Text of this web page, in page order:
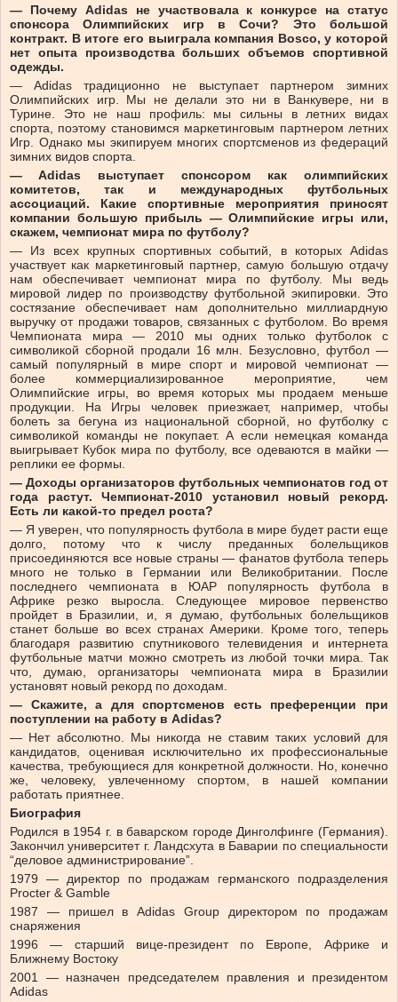
— Почему Adidas не участвовала к конкурсе на статус
спонсора Олимпийских игр в Сочи? Это большой
контракт. В итоге его выиграла компания Bosco, у которой
нет опыта производства больших объемов спортивной
одежды.
— Adidas традиционно не выступает партнером зимних
Олимпийских игр. Мы не делали это ни в Ванкувере, ни в
Турине. Это не наш профиль: мы сильны в летних видах
спорта, поэтому становимся маркетинговым партнером летних
Игр. Однако мы экипируем многих спортсменов из федераций
зимних видов спорта.
— Adidas выступает спонсором как олимпийских
комитетов, так и международных футбольных
ассоциаций. Какие спортивные мероприятия приносят
компании большую прибыль — Олимпийские игры или,
скажем, чемпионат мира по футболу?
— Из всех крупных спортивных событий, в которых Adidas
участвует как маркетинговый партнер, самую большую отдачу
нам обеспечивает чемпионат мира по футболу. Мы ведь
мировой лидер по производству футбольной экипировки. Это
состязание обеспечивает нам дополнительно миллиардную
выручку от продажи товаров, связанных с футболом. Во время
Чемпионата мира — 2010 мы одних только футболок с
символикой сборной продали 16 млн. Безусловно, футбол —
самый популярный в мире спорт и мировой чемпионат —
более коммерциализированное мероприятие, чем
Олимпийские игры, во время которых мы продаем меньше
продукции. На Игры человек приезжает, например, чтобы
болеть за бегуна из национальной сборной, но футболку с
символикой команды не покупает. А если немецкая команда
выигрывает Кубок мира по футболу, все одеваются в майки —
реплики ее формы.
— Доходы организаторов футбольных чемпионатов год от
года растут. Чемпионат-2010 установил новый рекорд.
Есть ли какой-то предел роста?
— Я уверен, что популярность футбола в мире будет расти еще
долго, потому что к числу преданных болельщиков
присоединяются все новые страны — фанатов футбола теперь
много не только в Германии или Великобритании. После
последнего чемпионата в ЮАР популярность футбола в
Африке резко выросла. Следующее мировое первенство
пройдет в Бразилии, и, я думаю, футбольных болельщиков
станет больше во всех странах Америки. Кроме того, теперь
благодаря развитию спутникового телевидения и интернета
футбольные матчи можно смотреть из любой точки мира. Так
что, думаю, организаторы чемпионата мира в Бразилии
установят новый рекорд по доходам.
— Скажите, а для спортсменов есть преференции при
поступлении на работу в Adidas?
— Нет абсолютно. Мы никогда не ставим таких условий для
кандидатов, оценивая исключительно их профессиональные
качества, требующиеся для конкретной должности. Но, конечно
же, человеку, увлеченному спортом, в нашей компании
работать приятнее.
Биография
Родился в 1954 г. в баварском городе Динголфинге (Германия).
Закончил университет г. Ландсхута в Баварии по специальности
“деловое администрирование”.
1979 — директор по продажам германского подразделения
Procter & Gamble
1987 — пришел в Adidas Group директором по продажам
снаряжения
1996 — старший вице-президент по Европе, Африке и
Ближнему Востоку
2001 — назначен председателем правления и президентом
Adidas